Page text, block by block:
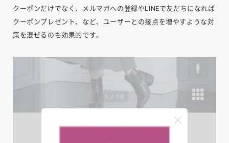
クーポンだけでなく、メルマガへの登録やLINEで友だちになれば
クーポンプレゼント、など、ユーザーとの接点を増やすような対
策を混ぜるのも効果的です。